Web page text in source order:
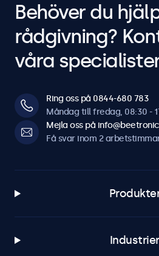
Behöver du
rådgivning?
våra
Ring oss på 0844-680 783
Måndag till fredag, 08:30 -
Mejla oss på
Få svar inom 2
Industrier